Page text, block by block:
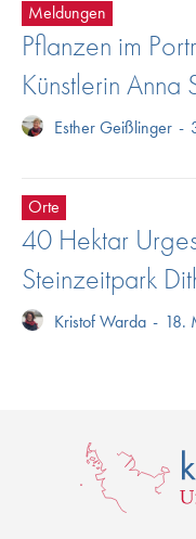
Meldungen
Pflanzen im
Künstlerin Anna
Esther Geißlinger -
Orte
40 Hektar
Steinzeitpark
Kristof Warda - 18.